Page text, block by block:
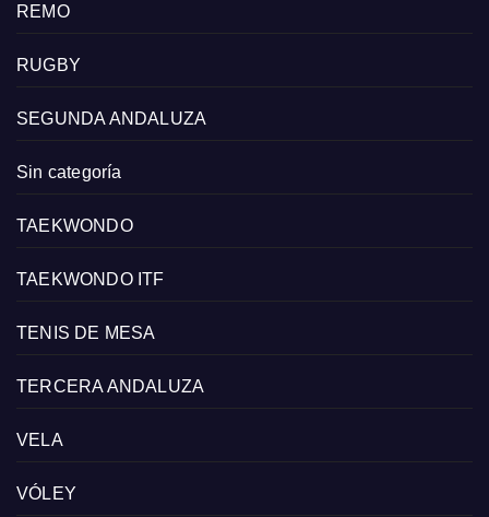
REMO
RUGBY
SEGUNDA ANDALUZA
Sin categoría
TAEKWONDO
TAEKWONDO ITF
TENIS DE MESA
TERCERA ANDALUZA
VELA
VÓLEY